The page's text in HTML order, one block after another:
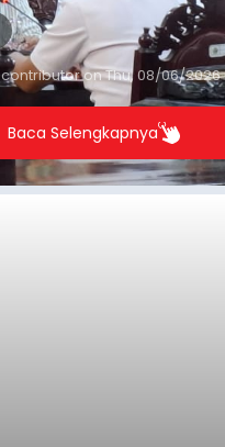
contributoronThu, 08/06/2026
Baca Selengkapnya